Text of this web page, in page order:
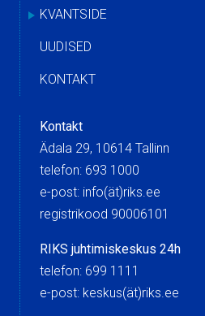
KVANTSIDE
UUDISED
KONTAKT
Kontakt
Ädala 29, 10614 Tallinn
telefon: 693 1000
e-post: info(ät)riks.ee
registrikood 90006101
RIKS juhtimiskeskus 24h
telefon: 699 1111
e-post: keskus(ät)riks.ee